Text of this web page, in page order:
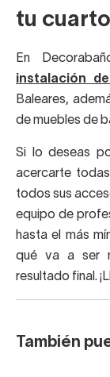
tu
En
instalación
Baleares,
de muebles de
Si lo deseas
acercarte
todos sus
equipo de
hasta el más
qué va a ser
resultado final.
También